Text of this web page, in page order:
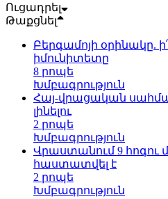
Ուցադրել
Թաքցնել
Բերգամոյի օրինակը.
իմունիտետը
8 րոպե
Խմբագրություն
Հայ-վրացական
լինելու
2 րոպե
Խմբագրություն
Վրաստանում 9 հոգու
հաստատվել է
2 րոպե
Խմբագրություն